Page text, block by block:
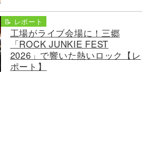
📝 レポート
工場がライブ会場に！三郷
「ROCK JUNKIE FEST
2026」で響いた熱いロック【レ
ポート】